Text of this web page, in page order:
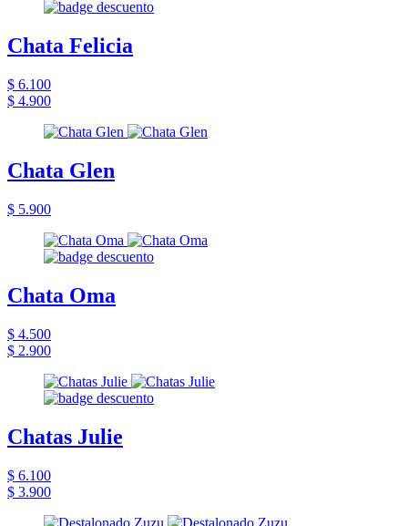
Chata Felicia
$ 6.100
$ 4.900
Chata Glen
$ 5.900
Chata Oma
$ 4.500
$ 2.900
Chatas Julie
$ 6.100
$ 3.900